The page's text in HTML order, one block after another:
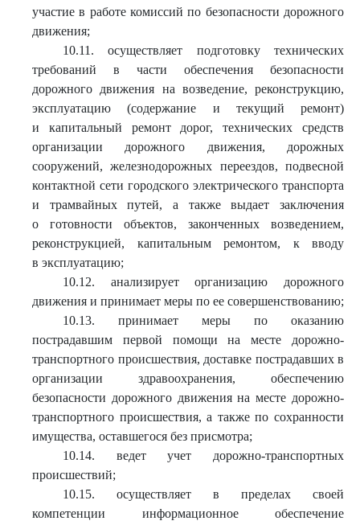
участие в работе комиссий по безопасности дорожного
движения;
10.11. осуществляет подготовку технических
требований в части обеспечения безопасности
дорожного движения на возведение, реконструкцию,
эксплуатацию (содержание и текущий ремонт)
и капитальный ремонт дорог, технических средств
организации дорожного движения, дорожных
сооружений, железнодорожных переездов, подвесной
контактной сети городского электрического транспорта
и трамвайных путей, а также выдает заключения
о готовности объектов, законченных возведением,
реконструкцией, капитальным ремонтом, к вводу
в эксплуатацию;
10.12. анализирует организацию дорожного
движения и принимает меры по ее совершенствованию;
10.13. принимает меры по оказанию
пострадавшим первой помощи на месте дорожно-
транспортного происшествия, доставке пострадавших в
организации здравоохранения, обеспечению
безопасности дорожного движения на месте дорожно-
транспортного происшествия, а также по сохранности
имущества, оставшегося без присмотра;
10.14. ведет учет дорожно-транспортных
происшествий;
10.15. осуществляет в пределах своей
компетенции информационное обеспечение